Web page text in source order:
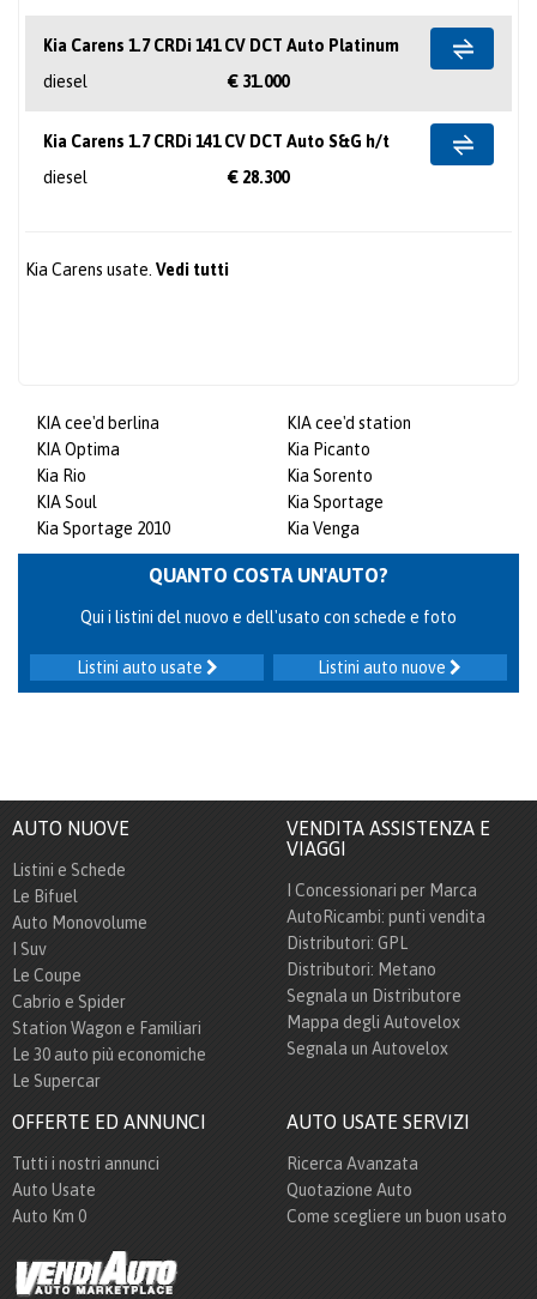
Kia Carens 1.7 CRDi 141 CV DCT Auto Platinum
diesel
€ 31.000
Kia Carens 1.7 CRDi 141 CV DCT Auto S&G h/t
diesel
€ 28.300
Kia Carens usate. Vedi tutti
KIA cee'd berlina
KIA cee'd station
KIA Optima
Kia Picanto
Kia Rio
Kia Sorento
KIA Soul
Kia Sportage
Kia Sportage 2010
Kia Venga
QUANTO COSTA UN'AUTO?
Qui i listini del nuovo e dell'usato con schede e foto
Listini auto nuove
Listini auto usate
AUTO NUOVE
Listini e Schede
Le Bifuel
Auto Monovolume
I Suv
Le Coupe
Cabrio e Spider
Station Wagon e Familiari
Le 30 auto più economiche
Le Supercar
VENDITA ASSISTENZA E
VIAGGI
I Concessionari per Marca
AutoRicambi: punti vendita
Distributori: GPL
Distributori: Metano
Segnala un Distributore
Mappa degli Autovelox
Segnala un Autovelox
OFFERTE ED ANNUNCI
Tutti i nostri annunci
Auto Usate
Auto Km 0
AUTO USATE SERVIZI
Ricerca Avanzata
Quotazione Auto
Come scegliere un buon usato